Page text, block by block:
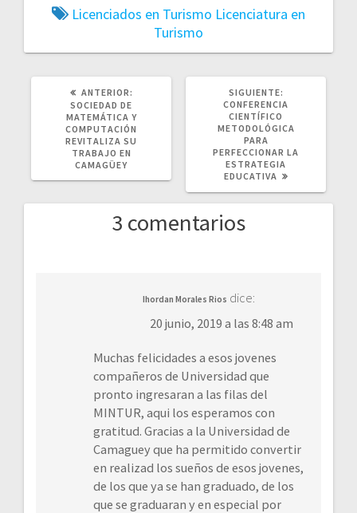
Licenciados en Turismo Licenciatura en
Turismo
ANTERIOR:
SOCIEDAD DE
MATEMÁTICA Y
COMPUTACIÓN
REVITALIZA SU
TRABAJO EN
CAMAGÜEY
SIGUIENTE:
POST:
CONFERENCIA
CIENTÍFICO
METODOLÓGICA
PARA
PERFECCIONAR LA
ESTRATEGIA
EDUCATIVA
3 comentarios
Ihordan Morales Rios dice:
20 junio, 2019 a las 8:48 am
Muchas felicidades a esos jovenes
compañeros de Universidad que
pronto ingresaran a las filas del
MINTUR, aqui los esperamos con
gratitud. Gracias a la Universidad de
Camaguey que ha permitido convertir
en realizad los sueños de esos jovenes,
de los que ya se han graduado, de los
que se graduaran y en especial por